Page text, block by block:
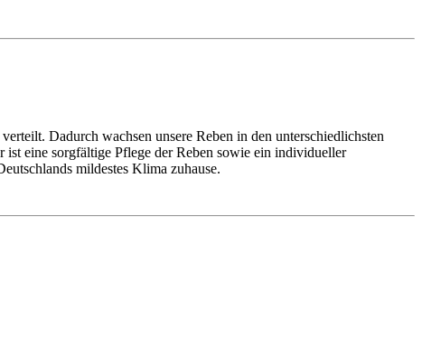
Dadurch wachsen unsere Reben in den unterschiedlichsten
eine sorgfältige Pflege der Reben sowie ein individueller
mildestes Klima zuhause.